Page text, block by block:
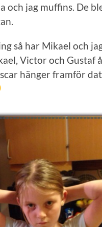
och jag muffins. De
så har Mikael och
Victor och Gustaf
hänger framför